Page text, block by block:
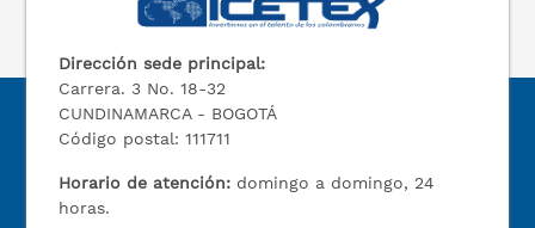
Dirección sede principal:
Carrera. 3 No. 18-32
CUNDINAMARCA - BOGOTÁ
Código postal: 111711
Horario de atención: domingo a domingo, 24
horas.